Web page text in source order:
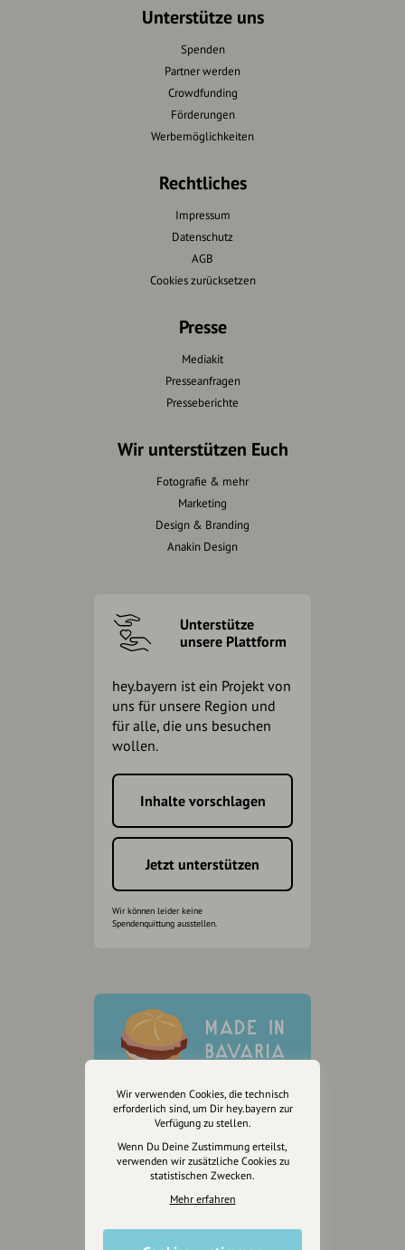
Unterstütze uns
Spenden
Partner werden
Crowdfunding
Förderungen
Werbemöglichkeiten
Rechtliches
Impressum
Datenschutz
AGB
Cookies zurücksetzen
Presse
Mediakit
Presseanfragen
Presseberichte
Wir unterstützen Euch
Fotografie & mehr
Marketing
Design & Branding
Anakin Design
Unterstütze
unsere Plattform
hey.bayern ist ein Projekt von
uns für unsere Region und
für alle, die uns besuchen
wollen.
Inhalte vorschlagen
Jetzt unterstützen
Wir können leider keine
Spendenquittung ausstellen.
Wir verwenden Cookies, die technisch
erforderlich sind, um Dir hey.bayern zur
Verfügung zu stellen.
Wenn Du Deine Zustimmung erteilst,
verwenden wir zusätzliche Cookies zu
statistischen Zwecken.
Mehr erfahren